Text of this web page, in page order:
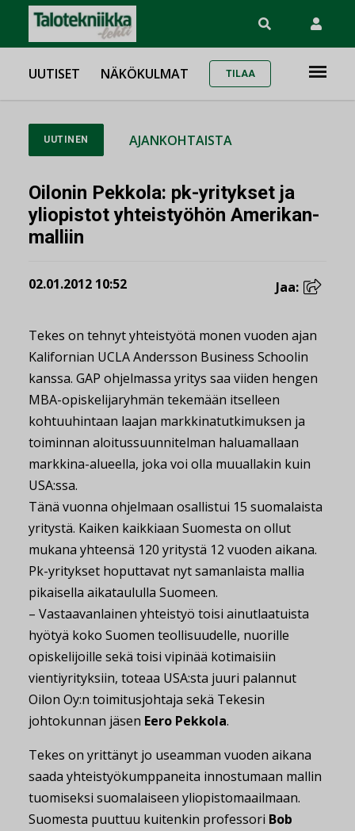
UUTISET NÄKÖKULMAT TILAA
UUTINEN AJANKOHTAISTA
Oilonin Pekkola: pk-yritykset ja
yliopistot yhteistyöhön Amerikan-
malliin
02.01.2012 10:52 Jaa:
Tekes on tehnyt yhteistyötä monen vuoden ajan
Kalifornian UCLA Andersson Business Schoolin
kanssa. GAP ohjelmassa yritys saa viiden hengen
MBA-opiskelijaryhmän tekemään itselleen
kohtuuhintaan laajan markkinatutkimuksen ja
toiminnan aloitussuunnitelman haluamallaan
markkina-alueella, joka voi olla muuallakin kuin
USA:ssa.
Tänä vuonna ohjelmaan osallistui 15 suomalaista
yritystä. Kaiken kaikkiaan Suomesta on ollut
mukana yhteensä 120 yritystä 12 vuoden aikana.
Pk-yritykset hoputtavat nyt samanlaista mallia
pikaisella aikataululla Suomeen.
– Vastaavanlainen yhteistyö toisi ainutlaatuista
hyötyä koko Suomen teollisuudelle, nuorille
opiskelijoille sekä toisi vipinää kotimaisiin
vientiyrityksiin, toteaa USA:sta juuri palannut
Oilon Oy:n toimitusjohtaja sekä Tekesin
johtokunnan jäsen Eero Pekkola.
Tekes on yrittänyt jo useamman vuoden aikana
saada yhteistyökumppaneita innostumaan mallin
tuomiseksi suomalaiseen yliopistomaailmaan.
Suomesta puuttuu kuitenkin professori Bob